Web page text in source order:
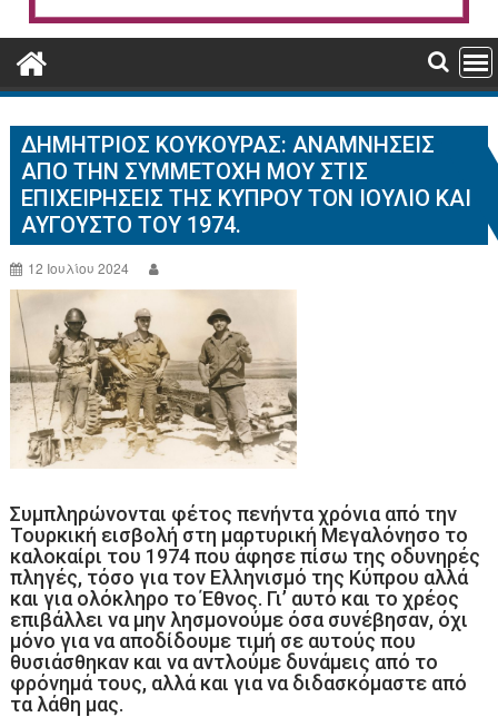
ΔΗΜΉΤΡΙΟΣ ΚΟΎΚΟΥΡΑΣ: ΑΝΑΜΝΉΣΕΙΣ
ΑΠΌ ΤΗΝ ΣΥΜΜΕΤΟΧΉ ΜΟΥ ΣΤΙΣ
ΕΠΙΧΕΙΡΉΣΕΙΣ ΤΗΣ ΚΎΠΡΟΥ ΤΟΝ ΙΟΎΛΙΟ ΚΑΙ
ΑΎΓΟΥΣΤΟ ΤΟΥ 1974.
12 Ιουλίου 2024
Συμπληρώνονται φέτος πενήντα χρόνια από την
Τουρκική εισβολή στη μαρτυρική Μεγαλόνησο το
καλοκαίρι του 1974 που άφησε πίσω της οδυνηρές
πληγές, τόσο για τον Ελληνισμό της Κύπρου αλλά
και για ολόκληρο το Έθνος. Γι’ αυτό και το χρέος
επιβάλλει να μην λησμονούμε όσα συνέβησαν, όχι
μόνο για να αποδίδουμε τιμή σε αυτούς που
θυσιάσθηκαν και να αντλούμε δυνάμεις από το
φρόνημά τους, αλλά και για να διδασκόμαστε από
τα λάθη μας.